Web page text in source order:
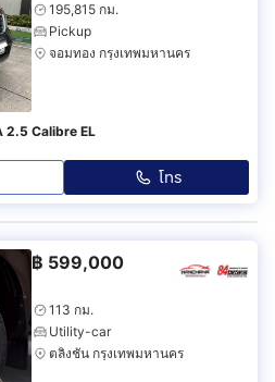
195,815 กม.
Pickup
จอมทอง กรุงเทพมหานคร
2.5 Calibre EL
โทร
฿ 599,000
113 กม.
Utility-car
ตลิ่งชัน กรุงเทพมหานคร